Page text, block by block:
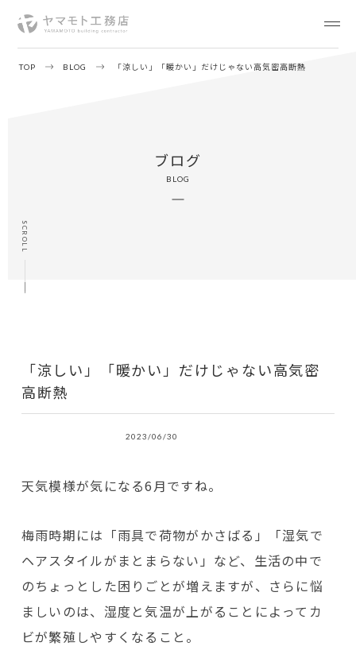
TOP BLOG 「涼しい」「暖かい」だけじゃない高気密高断熱
SCROLL
ブログ
BLOG
「涼しい」「暖かい」だけじゃない高気密
高断熱
2023/06/30
天気模様が気になる6月ですね。
梅雨時期には「雨具で荷物がかさばる」「湿気で
ヘアスタイルがまとまらない」など、生活の中で
のちょっとした困りごとが増えますが、さらに悩
ましいのは、湿度と気温が上がることによってカ
ビが繁殖しやすくなること。